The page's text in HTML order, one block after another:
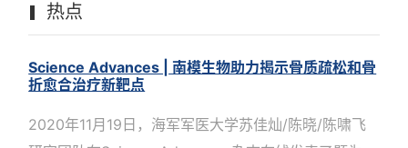
热点
Science Advances | 南模生物助力揭示骨质疏松和骨
折愈合治疗新靶点
2020年11月19日，海军军医大学苏佳灿/陈晓/陈啸飞